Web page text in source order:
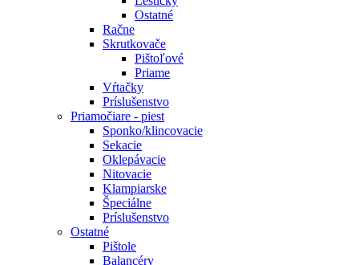
Ostatné
Račne
Skrutkovače
Pištoľové
Priame
Vŕtačky
Príslušenstvo
Priamočiare - piest
Sponko/klincovacie
Sekacie
Oklepávacie
Nitovacie
Klampiarske
Špeciálne
Príslušenstvo
Ostatné
Pištole
Balancéry